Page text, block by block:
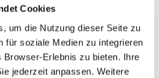
Cookies
um die Nutzung dieser Seite zu
für soziale Medien zu integrieren
Browser-Erlebnis zu bieten. Ihre
jederzeit anpassen. Weitere